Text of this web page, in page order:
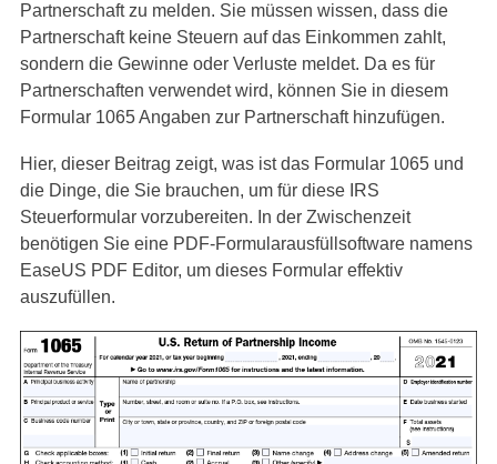
Partnerschaft zu melden. Sie müssen wissen, dass die
Partnerschaft keine Steuern auf das Einkommen zahlt,
sondern die Gewinne oder Verluste meldet. Da es für
Partnerschaften verwendet wird, können Sie in diesem
Formular 1065 Angaben zur Partnerschaft hinzufügen.
Hier, dieser Beitrag zeigt, was ist das Formular 1065 und
die Dinge, die Sie brauchen, um für diese IRS
Steuerformular vorzubereiten. In der Zwischenzeit
benötigen Sie eine PDF-Formularausfüllsoftware namens
EaseUS PDF Editor, um dieses Formular effektiv
auszufüllen.